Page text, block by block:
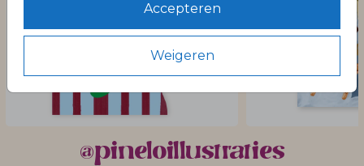
Accepteren
Weigeren
@pineloillustraties